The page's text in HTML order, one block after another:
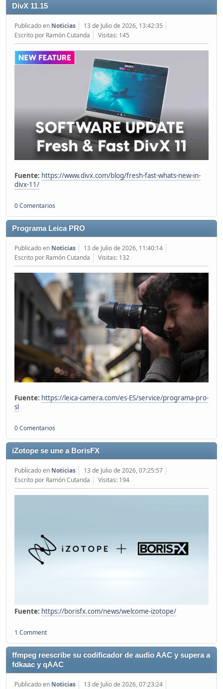
DivX 11.15
Publicado en Noticias
13 de Julio de 2026, 13:42:35
Escrito por Ramón Cutanda
Visitas: 145
Fuente: https://www.divx.com/blog/fresh-fast-whats-new-in-
divx-11/
0 Comentarios
Programa Leica PRO
Publicado en Noticias
13 de Julio de 2026, 11:40:14
Escrito por Ramón Cutanda
Visitas: 132
Fuente: https://leica-camera.com/es-ES/service/programa-pro-
sl
0 Comentarios
iZotope se une a BorisFX
Publicado en Noticias
13 de Julio de 2026, 07:25:57
Escrito por Ramón Cutanda
Visitas: 194
Fuente: https://borisfx.com/news/welcome-izotope/
1 Comment
ffmpeg reescribe su codificador de audio AAC y supera a
fdkaac y qAAC
Publicado en Noticias
13 de Julio de 2026, 07:23:24